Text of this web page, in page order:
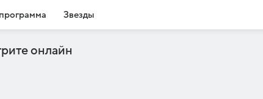
Звезды
онлайн